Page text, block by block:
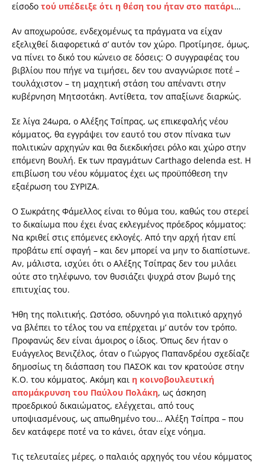
είσοδο τού υπέδειξε ότι η θέση του ήταν στο πατάρι…
Αν αποχωρούσε, ενδεχομένως τα πράγματα να είχαν
εξελιχθεί διαφορετικά σ’ αυτόν τον χώρο. Προτίμησε, όμως,
να πίνει το δικό του κώνειο σε δόσεις: Ο συγγραφέας του
βιβλίου που πήγε να τιμήσει, δεν του αναγνώρισε ποτέ –
τουλάχιστον – τη μαχητική στάση του απέναντι στην
κυβέρνηση Μητσοτάκη. Αντίθετα, τον απαξίωνε διαρκώς.
Σε λίγα 24ωρα, ο Αλέξης Τσίπρας, ως επικεφαλής νέου
κόμματος, θα εγγράψει τον εαυτό του στον πίνακα των
πολιτικών αρχηγών και θα διεκδικήσει ρόλο και χώρο στην
επόμενη Βουλή. Εκ των πραγμάτων Carthago delenda est. Η
επιβίωση του νέου κόμματος έχει ως προϋπόθεση την
εξαέρωση του ΣΥΡΙΖΑ.
Ο Σωκράτης Φάμελλος είναι το θύμα του, καθώς του στερεί
το δικαίωμα που έχει ένας εκλεγμένος πρόεδρος κόμματος:
Να κριθεί στις επόμενες εκλογές. Από την αρχή ήταν επί
προβάτω επί σφαγή – και δεν μπορεί να μην το διαπίστωνε.
Αν, μάλιστα, ισχύει ότι ο Αλέξης Τσίπρας δεν του μιλάει
ούτε στο τηλέφωνο, τον θυσιάζει ψυχρά στον βωμό της
επιτυχίας του.
Ήθη της πολιτικής. Ωστόσο, οδυνηρό για πολιτικό αρχηγό
να βλέπει το τέλος του να επέρχεται μ’ αυτόν τον τρόπο.
Προφανώς δεν είναι άμοιρος ο ίδιος. Όπως δεν ήταν ο
Ευάγγελος Βενιζέλος, όταν ο Γιώργος Παπανδρέου σχεδίαζε
δημοσίως τη διάσπαση του ΠΑΣΟΚ και τον κρατούσε στην
Κ.Ο. του κόμματος. Ακόμη και η κοινοβουλευτική
απομάκρυνση του Παύλου Πολάκη, ως άσκηση
προεδρικού δικαιώματος, ελέγχεται, από τους
υποψιασμένους, ως απωθημένο του… Αλέξη Τσίπρα – που
δεν κατάφερε ποτέ να το κάνει, όταν είχε νόημα.
Τις τελευταίες μέρες, ο παλαιός αρχηγός του νέου κόμματος